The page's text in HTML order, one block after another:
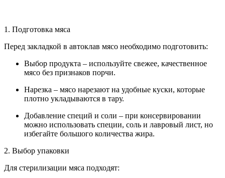
1. Подготовка мяса
Перед закладкой в автоклав мясо необходимо подготовить:
Выбор продукта – используйте свежее, качественное
мясо без признаков порчи.
Нарезка – мясо нарезают на удобные куски, которые
плотно укладываются в тару.
Добавление специй и соли – при консервировании
можно использовать специи, соль и лавровый лист, но
избегайте большого количества жира.
2. Выбор упаковки
Для стерилизации мяса подходят: